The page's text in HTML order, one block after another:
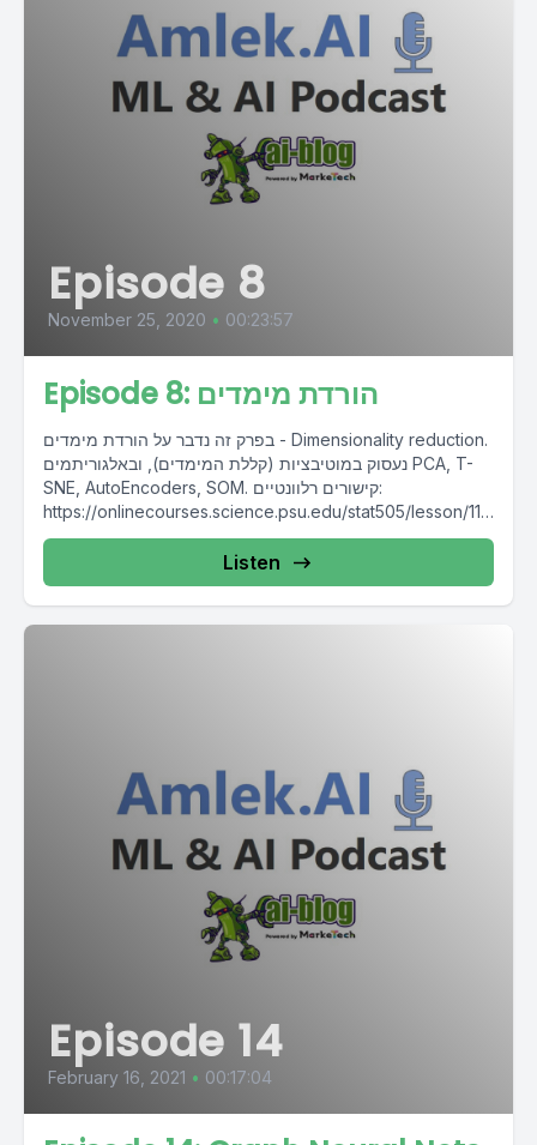
Episode 8
November 25, 2020 • 00:23:57
Episode 8: הורדת מימדים
בפרק זה נדבר על הורדת מימדים - Dimensionality reduction.
נעסוק במוטיבציות (קללת המימדים), ובאלגוריתמים PCA, T-
SNE, AutoEncoders, SOM. קישורים רלוונטיים:
https://onlinecourses.science.psu.edu/stat505/lesson/11
https://distill.pub/2016/misread-tsne/
Listen
Episode 14
February 16, 2021 • 00:17:04